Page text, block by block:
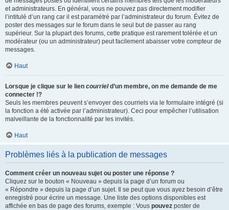
et administrateurs. En général, vous ne pouvez pas directement modifier
l’intitulé d’un rang car il est paramétré par l’administrateur du forum. Évitez de
poster des messages sur le forum dans le seul but de passer au rang
supérieur. Sur la plupart des forums, cette pratique est rarement tolérée et un
modérateur (ou un administrateur) peut facilement abaisser votre compteur de
messages.
Haut
Lorsque je clique sur le lien courrield’un membre, on me demande de me
connecter !?
Seuls les membres peuvent s’envoyer des courriels via le formulaire intégré (si
la fonction a été activée par l’administrateur). Ceci pour empêcher l’utilisation
malveillante de la fonctionnalité par les invités.
Haut
Problèmes liés à la publication de messages
Comment créer un nouveau sujet ou poster une réponse ?
Cliquez sur le bouton « Nouveau » depuis la page d’un forum ou
« Répondre » depuis la page d’un sujet. Il se peut que vous ayez besoin d’être
enregistré pour écrire un message. Une liste des options disponibles est
affichée en bas de page des forums, exemple : Vous pouvez poster de